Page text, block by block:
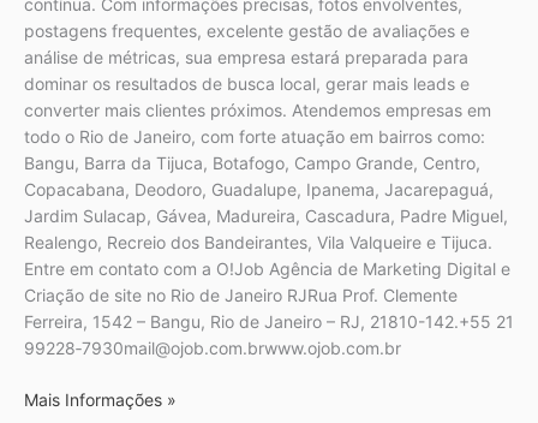
postagens frequentes, excelente gestão de avaliações e
análise de métricas, sua empresa estará preparada para
dominar os resultados de busca local, gerar mais leads e
converter mais clientes próximos. Atendemos empresas em
todo o Rio de Janeiro, com forte atuação em bairros como:
Bangu, Barra da Tijuca, Botafogo, Campo Grande, Centro,
Copacabana, Deodoro, Guadalupe, Ipanema, Jacarepaguá,
Jardim Sulacap, Gávea, Madureira, Cascadura, Padre Miguel,
Realengo, Recreio dos Bandeirantes, Vila Valqueire e Tijuca.
Entre em contato com a O!Job Agência de Marketing Digital e
Criação de site no Rio de Janeiro RJRua Prof. Clemente
Ferreira, 1542 – Bangu, Rio de Janeiro – RJ, 21810-142.+55 21
99228‑7930mail@ojob.com.brwww.ojob.com.br
Mais Informações »